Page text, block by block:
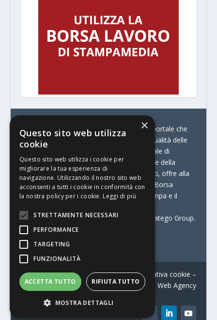
© Stratego Group –
stampamedia.net è il portale che
racconta le innovazioni tecnologiche e l’attualità delle
aziende di stampa e di converting. È il portale di
riferimento per chi opera in Italia nel settore della
comunicazione stampata. Oltre ai contenuti, offre alla
propria community diversi servizi come:
la Borsa
Lavoro, la Print Connection, i Big della Stampa e il
Stampamedia.net è una delle testate di Stratego Group.
Partita IVA07921450156
Contatti–Informativa privacy–Informativa cookie –
Web Agency
×
Questo sito web utilizza
cookie
Questo sito web utilizza i cookie per
migliorare la tua esperienza di
navigazione. Utilizzando il nostro sito web
acconsenti a tutti i cookie in conformità con
la nostra policy per i cookie. Leggi di più
STRETTAMENTE NECESSARI
PERFORMANCE
TARGETING
FUNZIONALITÀ
ACCETTA TUTTO RIFIUTA TUTTO
MOSTRA DETTAGLI